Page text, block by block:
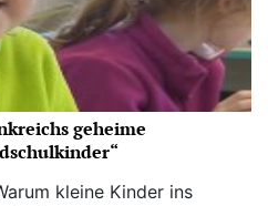
geheime
kleine Kinder ins